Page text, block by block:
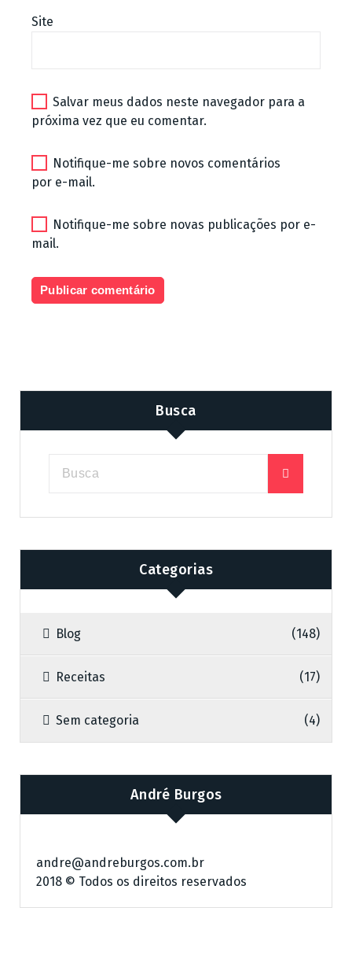
Site
Salvar meus dados neste navegador para a
próxima vez que eu comentar.
Notifique-me sobre novos comentários
por e-mail.
Notifique-me sobre novas publicações por e-
mail.
Busca
Categorias
Blog (148)
Receitas (17)
Sem categoria (4)
André Burgos
andre@andreburgos.com.br
2018 © Todos os direitos reservados